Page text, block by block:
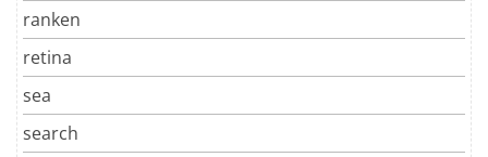
ranken
retina
sea
search